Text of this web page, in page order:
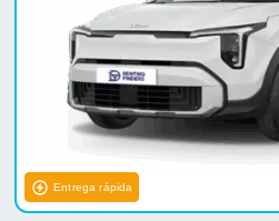
Entrega rápida